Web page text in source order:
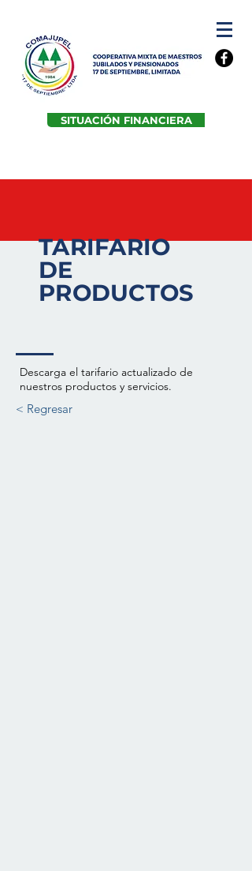
SITUACIÓN FINANCIERA
TARIFARIO
DE
PRODUCTOS
Descarga el tarifario actualizado de
nuestros productos y servicios.
< Regresar